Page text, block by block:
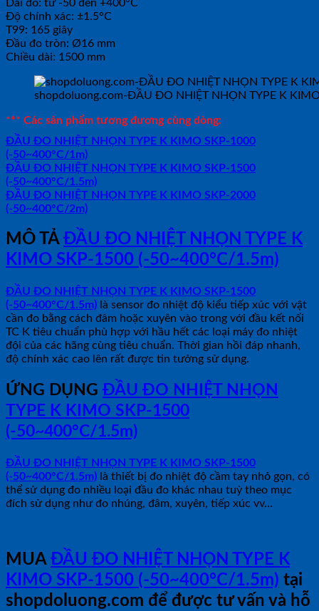
Dải đo: từ -50 đến +400°C
Độ chính xác: ±1.5°C
T99: 165 giây
Đầu đo tròn: Ø16 mm
Chiều dài: 1500 mm
shopdoluong.com-ĐẦU ĐO NHIỆT NHỌN TYPE K
*** Các sản phẩm tương đương cùng dòng:
ĐẦU ĐO NHIỆT NHỌN TYPE K KIMO SKP-1000
(-50~400°C/1m)
ĐẦU ĐO NHIỆT NHỌN TYPE K KIMO SKP-1500
(-50~400°C/1.5m)
ĐẦU ĐO NHIỆT NHỌN TYPE K KIMO SKP-2000
(-50~400°C/2m)
MÔ TẢ ĐẦU ĐO NHIỆT NHỌN TYPE K
KIMO SKP-1500 (-50~400°C/1.5m)
ĐẦU ĐO NHIỆT NHỌN TYPE K KIMO SKP-1500
(-50~400°C/1.5m) là sensor đo nhiệt độ kiểu tiếp xúc với vật
cần đo bằng cách đâm hoặc xuyên vào trong với đầu kết nối
TC K tiêu chuẩn phù hợp với hầu hết các loại máy đo nhiệt
đội của các hãng cùng tiêu chuẩn. Thời gian hồi đáp nhanh,
độ chính xác cao lên rất được tin tưởng sử dụng.
ỨNG DỤNG ĐẦU ĐO NHIỆT NHỌN
TYPE K KIMO SKP-1500
(-50~400°C/1.5m)
ĐẦU ĐO NHIỆT NHỌN TYPE K KIMO SKP-1500
(-50~400°C/1.5m) là thiết bị đo nhiệt độ cầm tay nhỏ gọn, có
thể sử dụng đo nhiều loại đầu đo khác nhau tuỳ theo mục
đích sử dụng như đo nhúng, đâm, xuyên, tiếp xúc vv…
MUA ĐẦU ĐO NHIỆT NHỌN TYPE K
KIMO SKP-1500 (-50~400°C/1.5m) tại
shopdoluong.com để được tư vấn và hỗ